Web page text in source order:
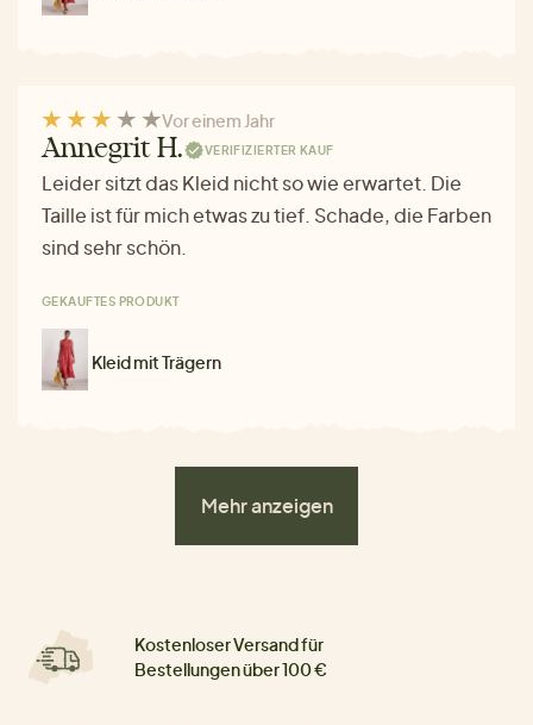
Vor einem Jahr
Annegrit H. VERIFIZIERTER KAUF
Leider sitzt das Kleid nicht so wie erwartet. Die
Taille ist für mich etwas zu tief. Schade, die Farben
sind sehr schön.
GEKAUFTES PRODUKT
Kleid mit Trägern
Mehr anzeigen
Kostenloser Versand für
Bestellungen über 100 €